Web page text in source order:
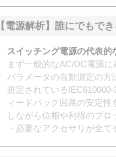
【電源解析】誰にでもで
スイッチング電源の代表的
まず一般的なAC/DC電源
パラメータの自動測定の
規定されている
ィードバック回路の安定
しながら位相や利得のプロ
・必要なアクセサリが全